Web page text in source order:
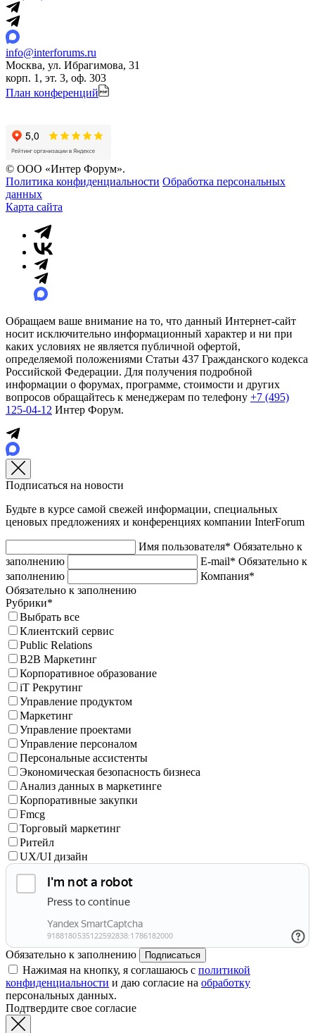
info@interforums.ru
Москва, ул. Ибрагимова, 31
корп. 1, эт. 3, оф. 303
План конференций
© ООО «Интер Форум».
Политика конфиденциальности Обработка персональных
данных
Карта сайта
Обращаем ваше внимание на то, что данный Интернет-сайт
носит исключительно информационный характер и ни при
каких условиях не является публичной офертой,
определяемой положениями Статьи 437 Гражданского кодекса
Российской Федерации. Для получения подробной
информации о форумах, программе, стоимости и других
вопросов обращайтесь к менеджерам по телефону +7 (495)
125-04-12 Интер Форум.
Подписаться на новости
Будьте в курсе самой свежей информации, специальных
ценовых предложениях и конференциях компании InterForum
Имя пользователя* Обязательно к
заполнению
E-mail* Обязательно к
заполнению
Компания*
Обязательно к заполнению
Рубрики*
Выбрать все
Клиентский сервис
Public Relations
B2B Маркетинг
Корпоративное образование
iT Рекрутинг
Управление продуктом
Маркетинг
Управление проектами
Управление персоналом
Персональные ассистенты
Экономическая безопасность бизнеса
Анализ данных в маркетинге
Корпоративные закупки
Fmcg
Торговый маркетинг
Ритейл
UX/UI дизайн
Обязательно к заполнению Подписаться
Нажимая на кнопку, я соглашаюсь с политикой
конфиденциальности и даю согласие на обработку
персональных данных.
Подтвердите свое согласие